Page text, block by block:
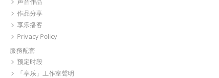
作品分享
享乐播客
Privacy Policy
服務配套
预定时段
「享乐」工作室聲明